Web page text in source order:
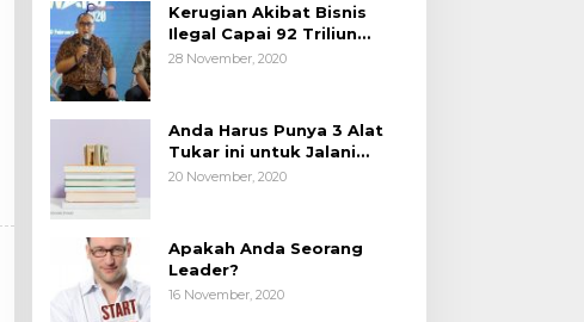
Kerugian Akibat Bisnis
Ilegal Capai 92 Triliun
Rupiah, AP2LI menghimbau
28 November, 2020
Anda Harus Punya 3 Alat
Tukar ini untuk Jalani
Hidup.
20 November, 2020
Apakah Anda Seorang
Leader?
16 November, 2020